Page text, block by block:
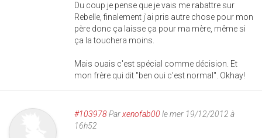
Du coup je pense que je vais me rabattre sur
Rebelle, finalement j'ai pris autre chose pour mon
père donc ça laisse ça pour ma mère, même si
ça la touchera moins.
Mais ouais c'est spécial comme décision. Et
mon frère qui dit "ben oui c'est normal". Okhay!
#103978Parxenofab00 le mer 19/12/2012 à
16h52